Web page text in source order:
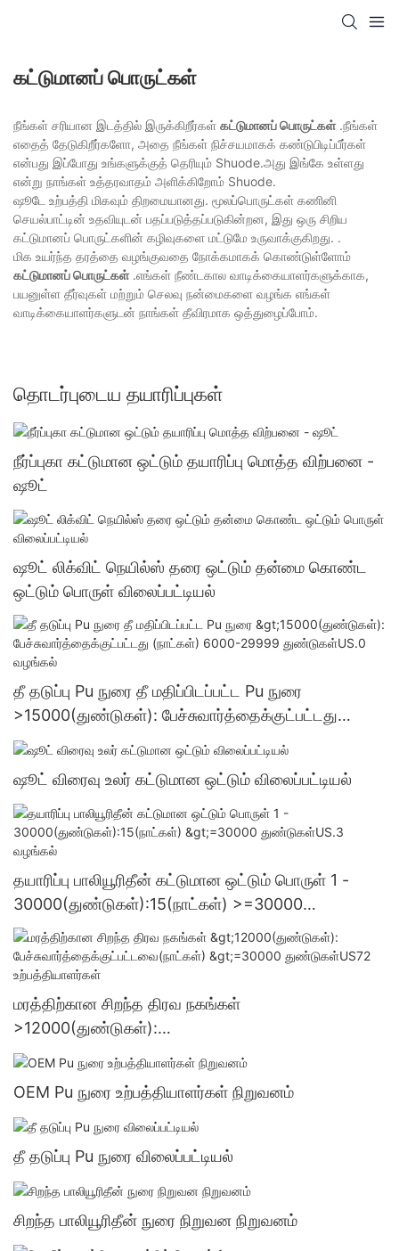
கட்டுமானப் பொருட்கள்
நீங்கள் சரியான இடத்தில் இருக்கிறீர்கள் கட்டுமானப் பொருட்கள்.நீங்கள்
எதைத் தேடுகிறீர்களோ, அதை நீங்கள் நிச்சயமாகக் கண்டுபிடிப்பீர்கள்
என்பது இப்போது உங்களுக்குத் தெரியும் Shuode.அது இங்கே உள்ளது
என்று நாங்கள் உத்தரவாதம் அளிக்கிறோம் Shuode.
ஷூடே உற்பத்தி மிகவும் திறமையானது. மூலப்பொருட்கள் கணினி
செயல்பாட்டின் உதவியுடன் பதப்படுத்தப்படுகின்றன, இது ஒரு சிறிய
கட்டுமானப் பொருட்களின் கழிவுகளை மட்டுமே உருவாக்குகிறது. .
மிக உயர்ந்த தரத்தை வழங்குவதை நோக்கமாகக் கொண்டுள்ளோம்
கட்டுமானப் பொருட்கள்.எங்கள் நீண்டகால வாடிக்கையாளர்களுக்காக,
பயனுள்ள தீர்வுகள் மற்றும் செலவு நன்மைகளை வழங்க எங்கள்
வாடிக்கையாளர்களுடன் நாங்கள் தீவிரமாக ஒத்துழைப்போம்.
தொடர்புடைய தயாரிப்புகள்
நீர்ப்புகா கட்டுமான ஒட்டும் தயாரிப்பு மொத்த விற்பனை -
ஷூட்
ஷூட் லிக்விட் நெயில்ஸ் தரை ஒட்டும் தன்மை கொண்ட
ஒட்டும் பொருள் விலைப்பட்டியல்
தீ தடுப்பு Pu நுரை தீ மதிப்பிடப்பட்ட Pu நுரை
>15000(துண்டுகள்): பேச்சுவார்த்தைக்குட்பட்டது
(நாட்கள்) 6000-29999 துண்டுகள்US.0 வழங்கல்
ஷூட் விரைவு உலர் கட்டுமான ஒட்டும் விலைப்பட்டியல்
தயாரிப்பு பாலியூரிதீன் கட்டுமான ஒட்டும் பொருள் 1 -
30000(துண்டுகள்):15(நாட்கள்) >=30000
துண்டுகள்US.3 வழங்கல்
மரத்திற்கான சிறந்த திரவ நகங்கள்
>12000(துண்டுகள்):
பேச்சுவார்த்தைக்குட்பட்டவை(நாட்கள்) >=30000
துண்டுகள்US72 உற்பத்தியாளர்கள்
OEM Pu நுரை உற்பத்தியாளர்கள் நிறுவனம்
தீ தடுப்பு Pu நுரை விலைப்பட்டியல்
சிறந்த பாலியூரிதீன் நுரை நிறுவன நிறுவனம்